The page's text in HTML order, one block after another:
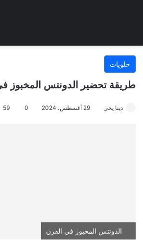
حلويات
طريقة تحضير الدونتس المخبوز
دينا يحي 29 أغسطس، 2024 0
59
الدونتس المخبوز في الفرن